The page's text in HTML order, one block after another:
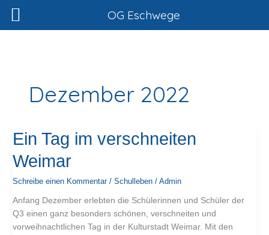
Inhalt
springen
Dezember 2022
Ein Tag im verschneiten
Weimar
Schreibe einen Kommentar /Schulleben /Admin
Anfang Dezember erlebten die Schülerinnen und Schüler der
Q3 einen ganz besonders schönen, verschneiten und
vorweihnachtlichen Tag in der Kulturstadt Weimar. Mit den
Ein
Tag
im
Weimar
OG Eschwege